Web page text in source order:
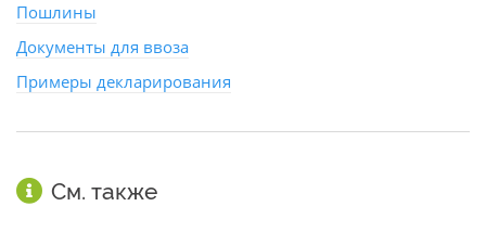
Пошлины
Документы для ввоза
Примеры декларирования
См. также